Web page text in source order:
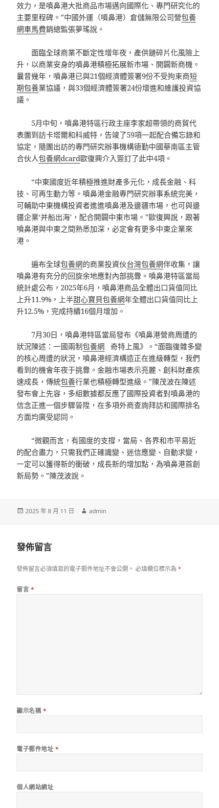
效力，是噴鼻港大批商品市場邁向國際化、專門研究化的
主要里程碑。”中國外運（噴鼻港）倉儲無限公司營包養
網車馬費銷總監張夢瑤說。
面臨全球商業不斷定性增年夜，產供鏈碎片化風險上
升，以商業安身的噴鼻港積極拓展新市場、開闢新商機。
曩昔幾年，噴鼻港已與21個經濟體簽署9份不受拘束商短
期包養業協議，與33個經濟體簽署24份增進和維護投資協
議。
5月中旬，噴鼻港特區行政主座李家超帶領的商貿代
表團到訪卡塔爾和科威特，告竣了59項一起配合備忘錄和
協定，隨團出訪的專門研究辦事機構德勤中國華南區主管
合伙人包養網dcard歐復興介入簽訂了此中4項。
“中東國度近年積極推進財產多元化，成長金融、科
技、可再生動力等。噴鼻港金融專門研究辦事系統完美，
可輔助中東機構投資者進進噴鼻港及邊疆市場，也可與邊
疆企業‘并船出海’，配合開闢中東市場。”歐復興說，跟著
噴鼻港與中東之間熟悉加深，必定會有更多中東企業來
港。
遍布全球包養網的商業投資伙台灣包養網伴收集，讓
噴鼻港有充分的回旋余地應對內部挑釁。噴鼻港特區當局
統計處公布，2025年6月，噴鼻港商品全體出口貨值同比
上升11.9%，上半甜心寶貝包養網年全體出口貨值同比上
升12.5%，完成持續16個月增加。
7月30日，噴鼻港特區當局發布《噴鼻港營商周遭的
狀況陳述：一國兩制包養網 奇特上風》。“面臨復雜多變
的核心周遭的狀況，噴鼻港經濟構造正在進級轉型，我們
看到的機會年夜于挑釁。金融市場表示亮麗、創科財產疾
速成長，傳統包養行業也積極轉型進級。”陳茂波在陳述
發布會上先容，多組數據都反應了國際投資者對噴鼻港的
信念正進一個步驟晉陞，在多項外商查詢拜訪和國際排名
方面均廣受認同。
“微觀而言，有國度的支撐，當局、各界和市平易近
的配合盡力，只需我們正確識變、迷信應變、自動求變，
一定可以獲得新的衝破，成長新的增加點，為噴鼻港首創
新局勢。”陳茂波說。
發
2025 年 8 月 11 日
作
admin
發佈留言
發佈留言必須填寫的電子郵件地址不會公開。 必填欄位標示為*
留言 *
顯示名稱 *
電子郵件地址 *
個人網站網址